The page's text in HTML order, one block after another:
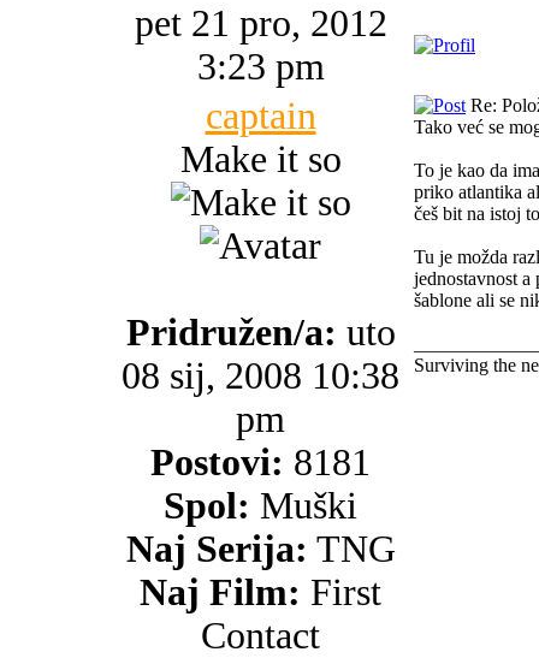
pet 21 pro, 2012
3:23 pm
captain
Make it so
Pridružen/a: uto
08 sij, 2008 10:38
pm
Postovi: 8181
Spol: Muški
Naj Serija: TNG
Naj Film: First
Contact
Re:
Tako već se
To je kao da
priko atlantika
češ bit na istoj
Tu je možda
jednostavnost
šablone ali se
Surviving the